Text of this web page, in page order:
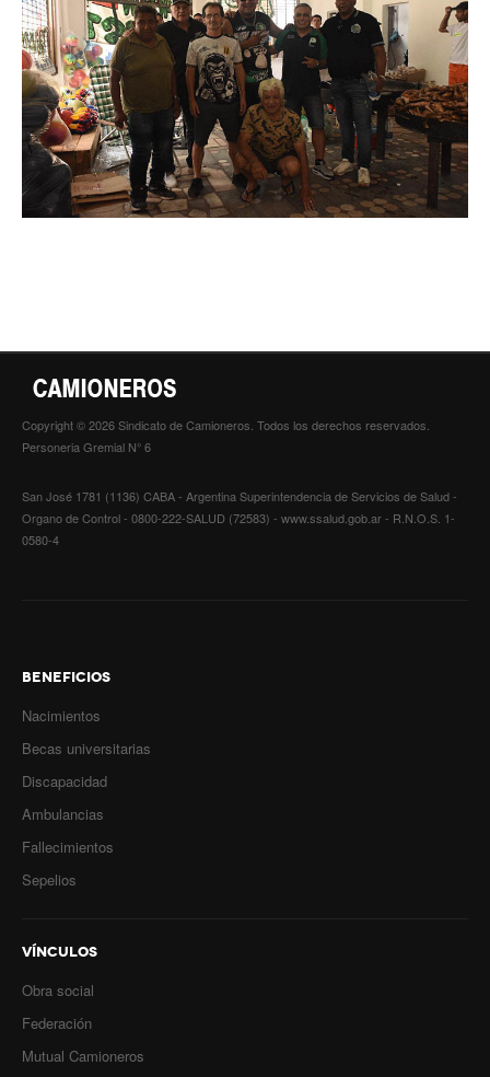
Copyright © 2026 Sindicato de Camioneros. Todos los derechos reservados.
Personeria Gremial N° 6
San José 1781 (1136) CABA - Argentina Superintendencia de Servicios de Salud -
Organo de Control - 0800-222-SALUD (72583) - www.ssalud.gob.ar - R.N.O.S. 1-
0580-4
BENEFICIOS
Nacimientos
Becas universitarias
Discapacidad
Ambulancias
Fallecimientos
Sepelios
VÍNCULOS
Obra social
Federación
Mutual Camioneros